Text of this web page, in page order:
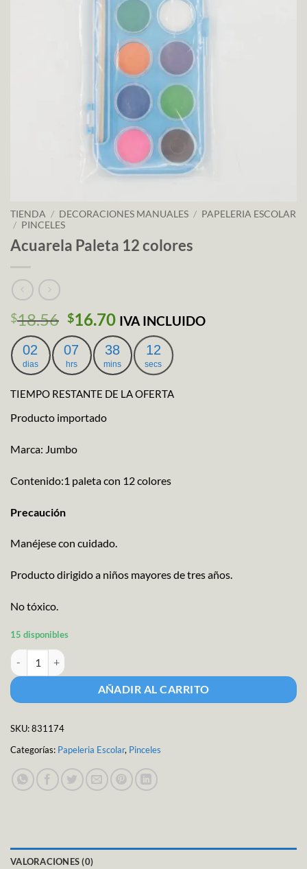
TIENDA / DECORACIONES MANUALES / PAPELERIA ESCOLAR
/ PINCELES
Acuarela Paleta 12 colores
$18.56 El
precio
original
era:
$16.70El
precio
actual
es:
IVA INCLUIDO
02
dias
07
hrs
38
mins
11
secs
TIEMPO RESTANTE DE LA OFERTA
Producto importado
Marca: Jumbo
Contenido:1 paleta con 12 colores
Precaución
Manéjese con cuidado.
Producto dirigido a niños mayores de tres años.
No tóxico.
15 disponibles
Acuarela Paleta 12 colores cantidad
AÑADIR AL CARRITO
SKU:831174
Categorías: Papeleria Escolar, Pinceles
VALORACIONES (0)